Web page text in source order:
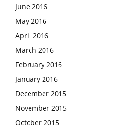
June 2016
May 2016
April 2016
March 2016
February 2016
January 2016
December 2015
November 2015
October 2015